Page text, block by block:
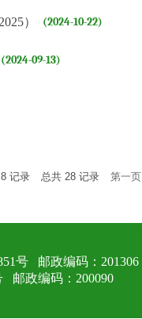
） (2024-10-22)
(2024-09-13)
8记录 总共 28记录 第一页
号 邮政编码：201306
邮政编码：200090